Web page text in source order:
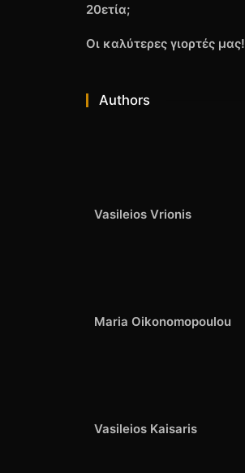
20ετία;
Οι καλύτερες γιορτές μας!
Authors
Vasileios Vrionis
Maria Oikonomopoulou
Vasileios Kaisaris